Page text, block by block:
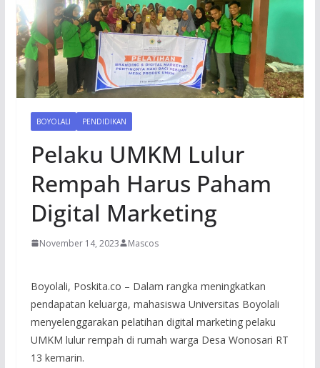
BOYOLALI PENDIDIKAN
Pelaku UMKM Lulur
Rempah Harus Paham
Digital Marketing
November 14, 2023 Mascos
Boyolali, Poskita.co – Dalam rangka meningkatkan
pendapatan keluarga, mahasiswa Universitas Boyolali
menyelenggarakan pelatihan digital marketing pelaku
UMKM lulur rempah di rumah warga Desa Wonosari RT
13 kemarin.